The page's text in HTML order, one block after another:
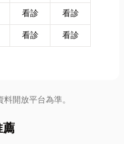
看診
看診
看診 看診
開放平台為準。
薦